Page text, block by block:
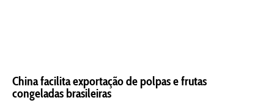
China facilita exportação de polpas e frutas
congeladas brasileiras